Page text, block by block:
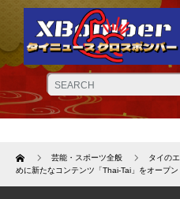
Home 芸能・スポーツ全般
タイの
めに新たなコンテンツ「Thai-Tai」をオープン